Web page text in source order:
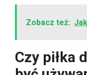
Zobacz też:
Czy piłka